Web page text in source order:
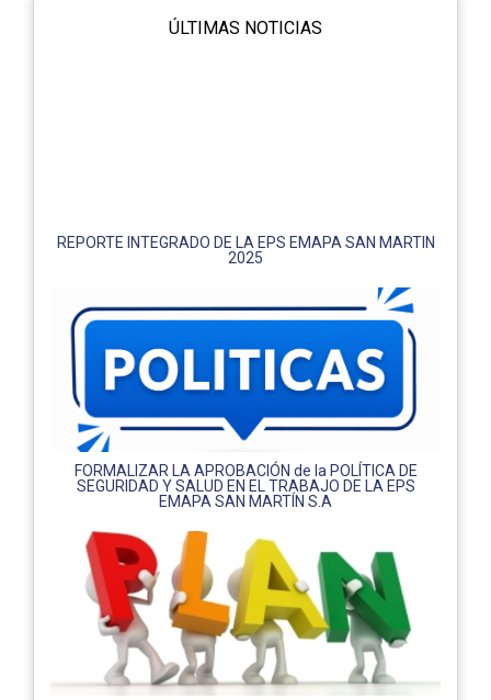
ÚLTIMAS NOTICIAS
REPORTE INTEGRADO DE LA EPS EMAPA SAN MARTIN
2025
FORMALIZAR LA APROBACIÓN de la POLÍTICA DE
SEGURIDAD Y SALUD EN EL TRABAJO DE LA EPS
EMAPA SAN MARTÍN S.A